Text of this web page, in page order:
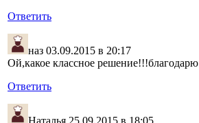
Ответить
наз 03.09.2015 в 20:17
Ой,какое классное
Ответить